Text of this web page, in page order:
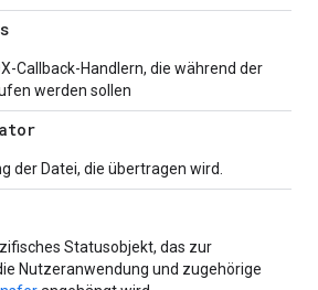
Callback-Handlern, die während der
werden sollen
der Datei, die übertragen wird.
Statusobjekt, das zur
Nutzeranwendung und zugehörige